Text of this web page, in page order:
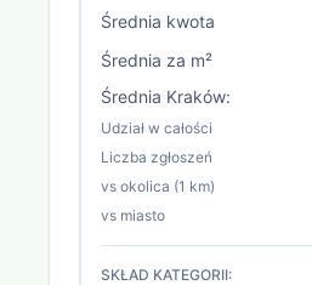
Średnia kwota
Średnia za m²
Średnia Kraków:
Udział w całości
Liczba zgłoszeń
vs okolica (1 km)
vs miasto
SKŁAD KATEGORII: